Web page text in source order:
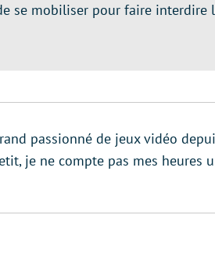
se mobiliser pour faire interdire
passionné de jeux vidéo
je ne compte pas mes heures